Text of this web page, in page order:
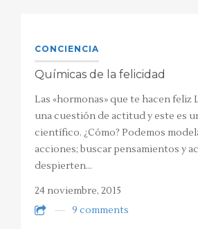
CONCIENCIA
Químicas de la felicidad
Las «hormonas» que te hacen feliz
una cuestión de actitud y este es
científico. ¿Cómo? Podemos
acciones; buscar pensamientos y
despierten…
24 noviembre, 2015
9 comments